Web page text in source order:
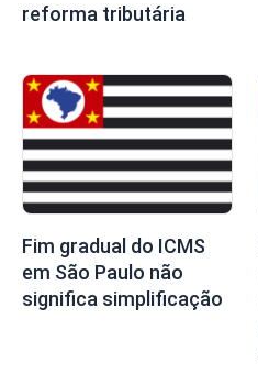
reforma tributária
Fim gradual do ICMS
em São Paulo não
significa simplificação